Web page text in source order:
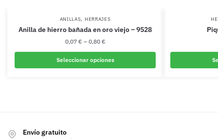
ANILLAS, HERRAJES
Anilla de hierro bañada en oro viejo – 9528
0,07 € – 0,80 €
Seleccionar opciones
Envío gratuito